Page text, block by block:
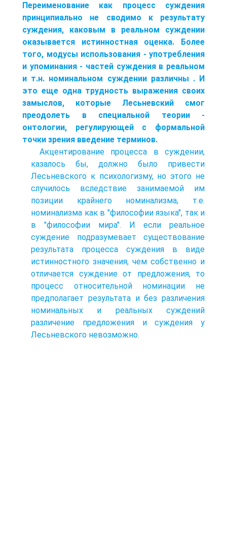
Переименование как процесс суждения
принципиально не сводимо к результату
суждения, каковым в реальном суждении
оказывается истинностная оценка. Более
того, модусы использования - употребления
и упоминания - частей суждения в реальном
и т.н. номинальном суждении различны . И
это еще одна трудность выражения своих
замыслов, которые Лесьневский смог
преодолеть в специальной теории -
онтологии, регулирующей с формальной
точки зрения введение терминов.
Акцентирование процесса в суждении,
казалось бы, должно было привести
Лесьневского к психологизму, но этого не
случилось вследствие занимаемой им
позиции крайнего номинализма, т.е.
номинализма как в "философии языка", так и
в "философии мира". И если реальное
суждение подразумевает существование
результата процесса суждения в виде
истинностного значения, чем собственно и
отличается суждение от предложения, то
процесс относительной номинации не
предполагает результата и без различения
номинальных и реальных суждений
различение предложения и суждения у
Лесьневского невозможно.